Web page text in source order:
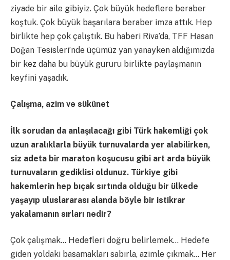
ziyade bir aile gibiyiz. Çok büyük hedeflere beraber
koştuk. Çok büyük başarılara beraber imza attık. Hep
birlikte hep çok çalıştık. Bu haberi Riva’da, TFF Hasan
Doğan Tesisleri’nde üçümüz yan yanayken aldığımızda
bir kez daha bu büyük gururu birlikte paylaşmanın
keyfini yaşadık.
Çalışma, azim ve sükûnet
İlk sorudan da anlaşılacağı gibi Türk hakemliği çok
uzun aralıklarla büyük turnuvalarda yer alabilirken,
siz adeta bir maraton koşucusu gibi art arda büyük
turnuvaların gediklisi oldunuz. Türkiye gibi
hakemlerin hep bıçak sırtında olduğu bir ülkede
yaşayıp uluslararası alanda böyle bir istikrar
yakalamanın sırları nedir?
Çok çalışmak… Hedefleri doğru belirlemek… Hedefe
giden yoldaki basamakları sabırla, azimle çıkmak… Her